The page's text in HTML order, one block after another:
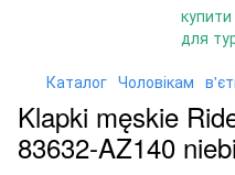
Каталог Чоловікам
Klapki męskie
83632-AZ140